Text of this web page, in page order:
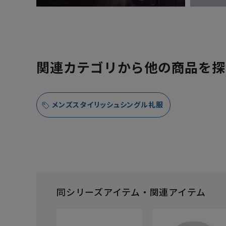
関連カテゴリから他の商品を
メンズスタイリッシュシングル礼服
同シリーズアイテム・関連アイテム